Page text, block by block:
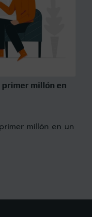
primer millón en
millón en un